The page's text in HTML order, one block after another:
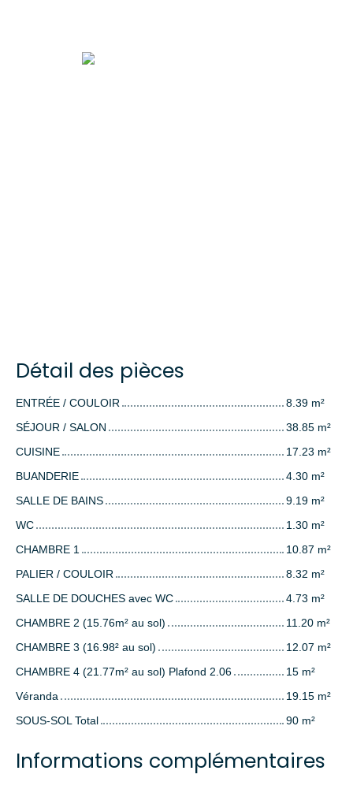
Détail des pièces
ENTRÉE / COULOIR
8.39 m²
SÉJOUR / SALON
38.85 m²
CUISINE
17.23 m²
BUANDERIE
4.30 m²
SALLE DE BAINS
9.19 m²
WC
1.30 m²
CHAMBRE 1
10.87 m²
PALIER / COULOIR
8.32 m²
SALLE DE DOUCHES avec WC
4.73 m²
CHAMBRE 2 (15.76m² au sol)
11.20 m²
CHAMBRE 3 (16.98² au sol)
12.07 m²
CHAMBRE 4 (21.77m² au sol) Plafond 2.06
15 m²
Véranda
19.15 m²
SOUS-SOL Total
90 m²
Informations complémentaires